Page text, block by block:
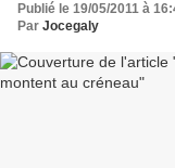
Publié le 19/05/2011 à
Par Jocegaly